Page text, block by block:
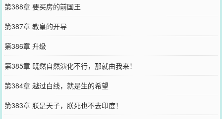
第388章 要买房的前国王
第387章 教皇的开导
第386章 升级
第385章 既然自然演化不行，那就由我来！
第384章 越过白线，就是生的希望
第383章 朕是天子，朕死也不去印度！